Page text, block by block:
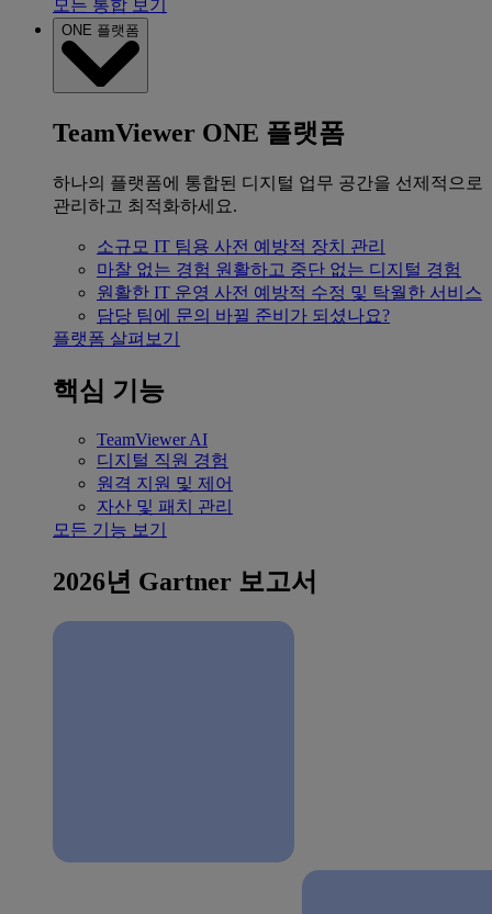
모든 통합 보기
ONE 플랫폼
TeamViewer ONE 플랫폼
하나의 플랫폼에 통합된 디지털 업무 공간을 선제적으로
관리하고 최적화하세요.
소규모 IT 팀용 사전 예방적 장치 관리
마찰 없는 경험 원활하고 중단 없는 디지털 경험
원활한 IT 운영 사전 예방적 수정 및 탁월한 서비스
담당 팀에 문의 바뀔 준비가 되셨나요?
플랫폼 살펴보기
핵심 기능
TeamViewer AI
디지털 직원 경험
원격 지원 및 제어
자산 및 패치 관리
모든 기능 보기
2026년 Gartner 보고서